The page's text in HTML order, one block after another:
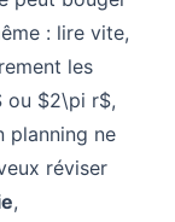
: lire vite,
les
ou $2\pi r$,
planning ne
réviser
,